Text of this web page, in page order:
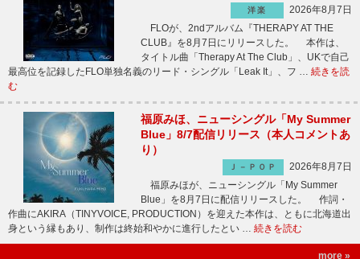
洋楽
2026年8月7日
FLOが、2ndアルバム『THERAPY AT THE
CLUB』を8月7日にリリースした。 本作は、
タイトル曲「Therapy At The Club」、UKで自己
最高位を記録したFLO単独名義のリード・シングル「Leak It」、フ … 続きを読
む
福原みほ、ニューシングル「My Summer
Blue」8/7配信リリース（本人コメントあ
り）
Ｊ－ＰＯＰ
2026年8月7日
福原みほが、ニューシングル「My Summer
Blue」を8月7日に配信リリースした。 作詞・
作曲にAKIRA（TINYVOICE, PRODUCTION）を迎えた本作は、ともに北海道出
身という縁もあり、制作は終始和やかに進行したとい … 続きを読む
more »